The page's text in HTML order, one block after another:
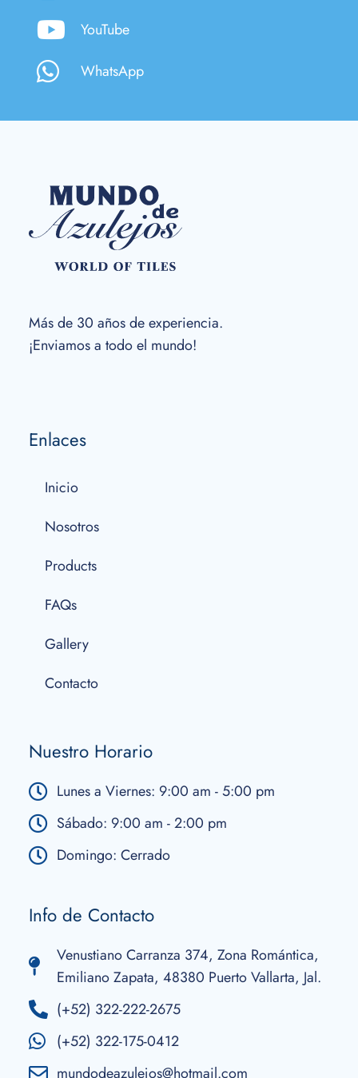
YouTube
WhatsApp
Más de 30 años de experiencia.
¡Enviamos a todo el mundo!
Enlaces
Inicio
Nosotros
Products
FAQs
Gallery
Contacto
Nuestro Horario
Lunes a Viernes: 9:00 am - 5:00 pm
Sábado: 9:00 am - 2:00 pm
Domingo: Cerrado
Info de Contacto
Venustiano Carranza 374, Zona Romántica,
Emiliano Zapata, 48380 Puerto Vallarta, Jal.
(+52) 322-222-2675
(+52) 322-175-0412
mundodeazulejos@hotmail.com